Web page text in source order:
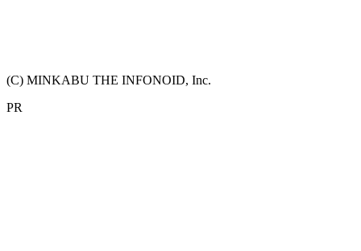
(C) MINKABU THE INFONOID, Inc.
PR